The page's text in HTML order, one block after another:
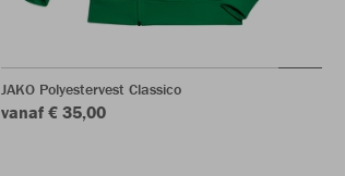
JAKO Polyestervest Classico
vanaf € 35,00